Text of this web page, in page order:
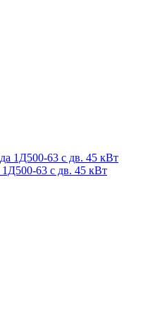
1Д500-63 с дв. 45 кВт